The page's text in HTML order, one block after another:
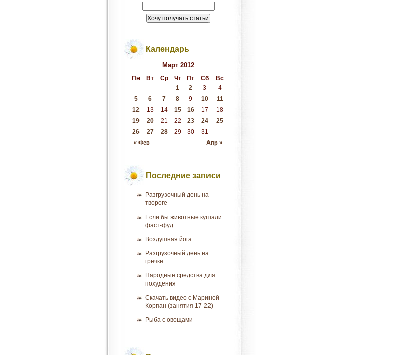
Календарь
Март 2012
Пн Вт Ср Чт Пт Сб Вс
« Фев Апр »
1 2 3
4
5
6 7 8 9 10
11
12
13 14 15 16 17
18
19
20 21 22 23 24
25
26
27 28 29 30 31
Последние записи
Разгрузочный день на
твороге
Если бы животные кушали
фаст-фуд
Воздушная йога
Разгрузочный день на
гречке
Народные средства для
похудения
Скачать видео с Мариной
Корпан (занятия 17-22)
Рыба с овощами